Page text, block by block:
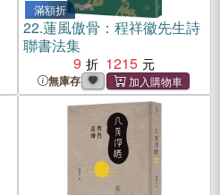
滿額折
22.蓮風傲骨：程祥徽先生詩
聯書法集
9
1215
無庫存